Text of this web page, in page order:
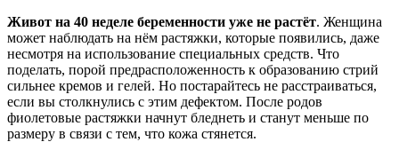
Живот на 40 неделе беременности уже не растёт. Женщина
может наблюдать на нём растяжки, которые появились, даже
несмотря на использование специальных средств. Что
поделать, порой предрасположенность к образованию стрий
сильнее кремов и гелей. Но постарайтесь не расстраиваться,
если вы столкнулись с этим дефектом. После родов
фиолетовые растяжки начнут бледнеть и станут меньше по
размеру в связи с тем, что кожа стянется.